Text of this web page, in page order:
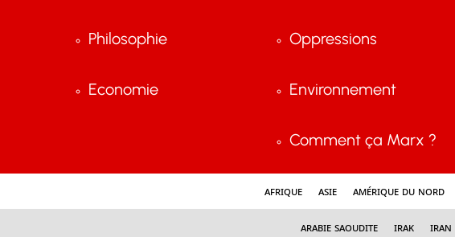
Philosophie
Economie
Oppressions
Environnement
Comment ça Marx ?
Afrique Asie Amérique du nord
Arabie Saoudite Irak Iran